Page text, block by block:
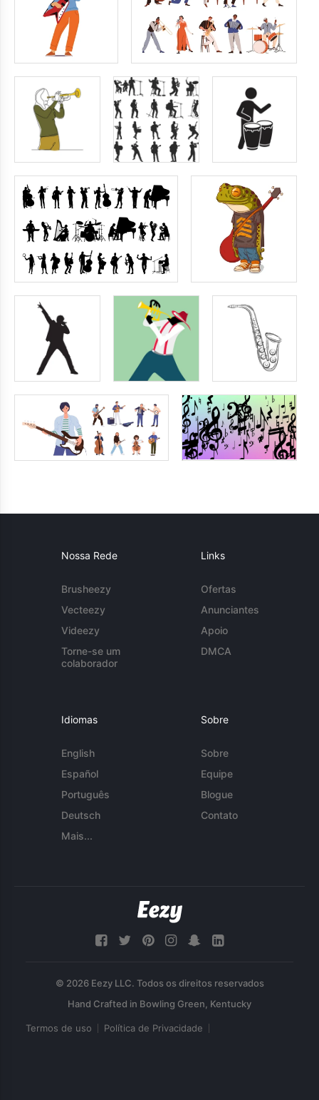
Nossa Rede
Brusheezy
Vecteezy
Videezy
Torne-se um
colaborador
Links
Ofertas
Anunciantes
Apoio
DMCA
Idiomas
English
Español
Português
Deutsch
Mais...
Sobre
Sobre
Equipe
Blogue
Contato
© 2026 Eezy LLC. Todos os direitos reservados
Termos de uso Política de Privacidade